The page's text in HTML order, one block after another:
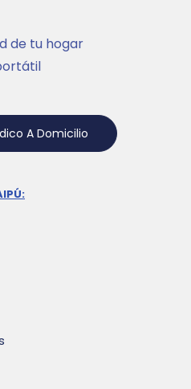
de tu hogar
A Domicilio